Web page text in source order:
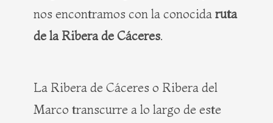
nos encontramos con la conocida ruta
de la Ribera de Cáceres.
La Ribera de Cáceres o Ribera del
Marco transcurre a lo largo de este